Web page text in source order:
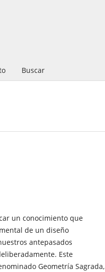
Buscar
un conocimiento que
de un diseño
antepasados
Este
Geometría Sagrada,